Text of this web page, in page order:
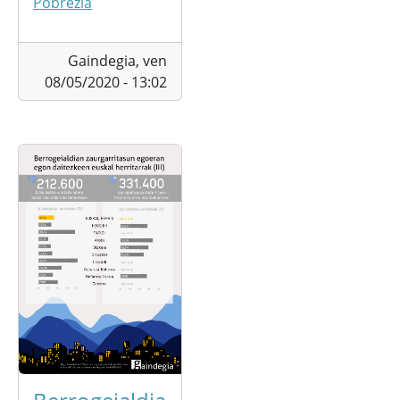
Gaindegia, ven
08/05/2020 - 13:02